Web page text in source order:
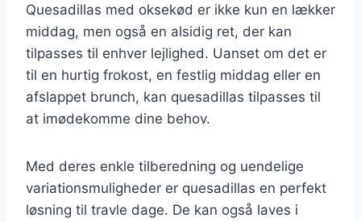
Quesadillas med oksekød er ikke kun en lækker
middag, men også en alsidig ret, der kan
tilpasses til enhver lejlighed. Uanset om det er
til en hurtig frokost, en festlig middag eller en
afslappet brunch, kan quesadillas tilpasses til
at imødekomme dine behov.
Med deres enkle tilberedning og uendelige
variationsmuligheder er quesadillas en perfekt
løsning til travle dage. De kan også laves i